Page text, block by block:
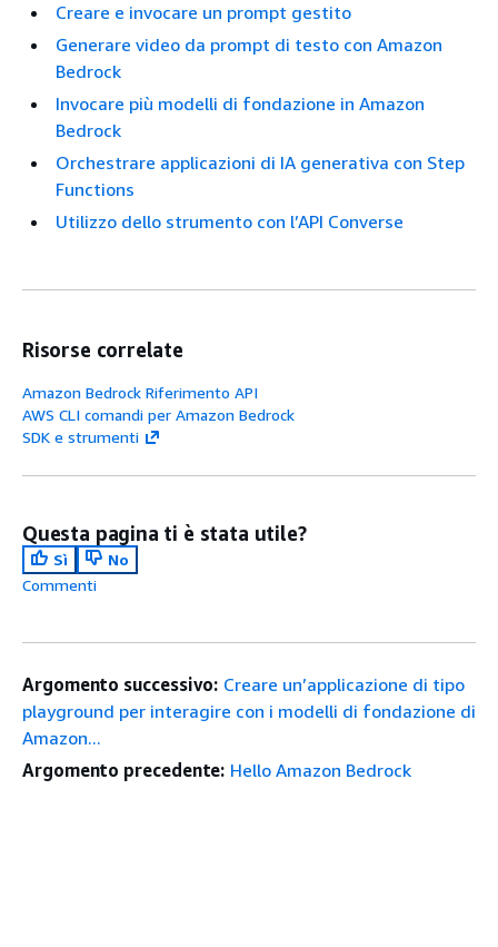
Creare e invocare un prompt gestito
Generare video da prompt di testo con Amazon
Bedrock
Invocare più modelli di fondazione in Amazon
Bedrock
Orchestrare applicazioni di IA generativa con Step
Functions
Utilizzo dello strumento con l’API Converse
Risorse correlate
Amazon Bedrock Riferimento API
AWS CLI comandi per Amazon Bedrock
SDK e strumenti
Questa pagina ti è stata utile?
Sì
No
Commenti
Argomento successivo: Creare un’applicazione di tipo
playground per interagire con i modelli di fondazione di
Amazon...
Argomento precedente: Hello Amazon Bedrock